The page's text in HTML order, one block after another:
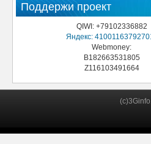
Поддержи проект
QIWI: +79102336882
Яндекс:
Webmoney:
B182663531805
Z116103491664